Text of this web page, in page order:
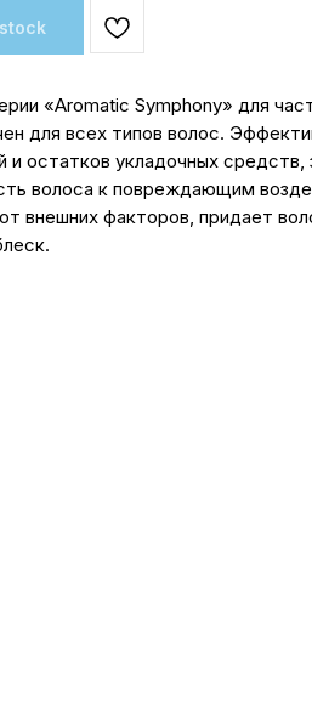
«Aromatic Symphony» для
для всех типов волос.
и остатков укладочных средств,
волоса к повреждающим
внешних факторов, придает